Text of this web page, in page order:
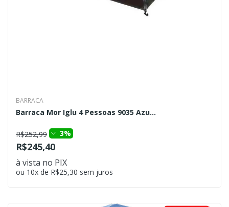
BARRACA
Barraca Mor Iglu 4 Pessoas 9035 Azu...
R$252,99 3%
R$245,40
à vista no PIX
ou 10x de R$25,30 sem juros